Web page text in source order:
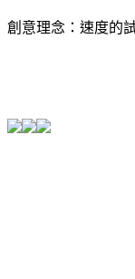
創意理念： 速度的